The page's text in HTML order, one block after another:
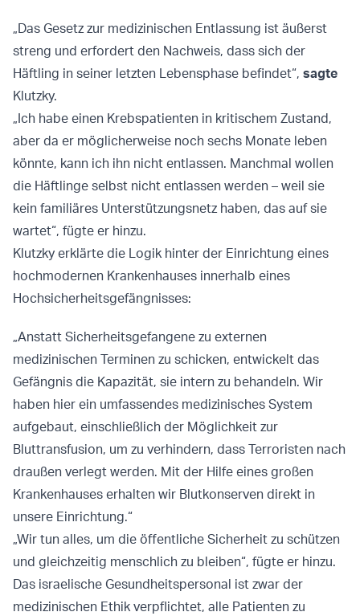
„Das Gesetz zur medizinischen Entlassung ist äußerst
streng und erfordert den Nachweis, dass sich der
Häftling in seiner letzten Lebensphase befindet“, sagte
Klutzky.
„Ich habe einen Krebspatienten in kritischem Zustand,
aber da er möglicherweise noch sechs Monate leben
könnte, kann ich ihn nicht entlassen. Manchmal wollen
die Häftlinge selbst nicht entlassen werden – weil sie
kein familiäres Unterstützungsnetz haben, das auf sie
wartet“, fügte er hinzu.
Klutzky erklärte die Logik hinter der Einrichtung eines
hochmodernen Krankenhauses innerhalb eines
Hochsicherheitsgefängnisses:
„Anstatt Sicherheitsgefangene zu externen
medizinischen Terminen zu schicken, entwickelt das
Gefängnis die Kapazität, sie intern zu behandeln. Wir
haben hier ein umfassendes medizinisches System
aufgebaut, einschließlich der Möglichkeit zur
Bluttransfusion, um zu verhindern, dass Terroristen nach
draußen verlegt werden. Mit der Hilfe eines großen
Krankenhauses erhalten wir Blutkonserven direkt in
unsere Einrichtung.“
„Wir tun alles, um die öffentliche Sicherheit zu schützen
und gleichzeitig menschlich zu bleiben“, fügte er hinzu.
Das israelische Gesundheitspersonal ist zwar der
medizinischen Ethik verpflichtet, alle Patienten zu